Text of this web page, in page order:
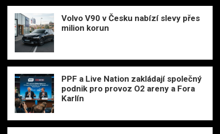
Volvo V90 v Česku nabízí slevy přes
milion korun
PPF a Live Nation zakládají společný
podnik pro provoz O2 areny a Fora
Karlín